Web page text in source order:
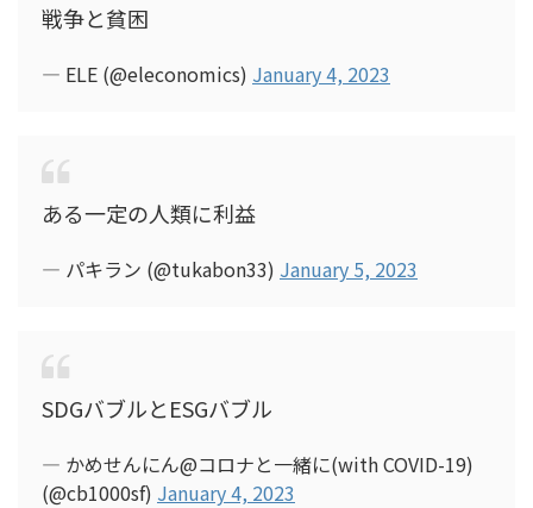
戦争と貧困
— ELE (@eleconomics) January 4, 2023
ある一定の人類に利益
— パキラン (@tukabon33) January 5, 2023
SDGバブルとESGバブル
— かめせんにん@コロナと一緒に(with COVID-19)
(@cb1000sf) January 4, 2023